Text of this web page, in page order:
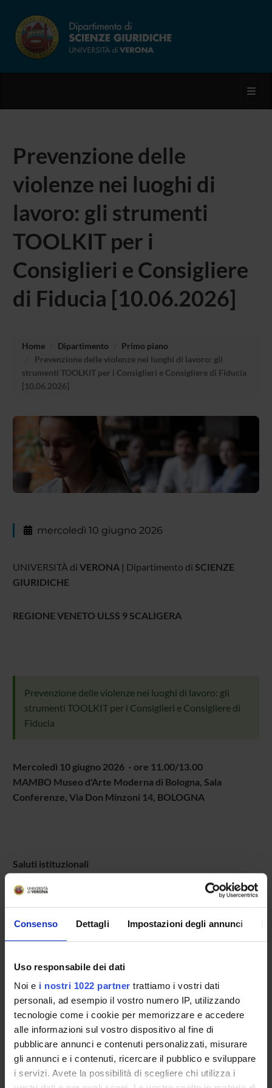
Consenso Dettagli Impostazioni degli annunci
Uso responsabile dei dati
Noi e i nostri 1022 partner trattiamo i vostri dati
personali, ad esempio il vostro numero IP, utilizzando
tecnologie come i cookie per memorizzare e accedere
alle informazioni sul vostro dispositivo al fine di
pubblicare annunci e contenuti personalizzati, misurare
gli annunci e i contenuti, ricercare il pubblico e sviluppare
i servizi. Avete la possibilità di scegliere chi utilizza i
Prevenzione delle
violenze nei luoghi di
lavoro: gli strumenti
TOOLKIT per i
Consiglieri e Consigliere
di Fiducia [10.06.2026]
Home Dipartimento
Primo piano
Prevenzione delle violenze nei luoghi di lavoro: gli
strumenti TOOLKIT per i Consiglieri e Consigliere di Fiducia
[10.06.2026]
mercoledì 10 giugno 2026
UNIVERSITÀ di VERONA | Dipartimento di SCIENZE
GIURIDICHE
REGIONE VENETO ULSS 9 SCALIGERA
Prevenzione delle violenze nei luoghi di lavoro: gli
strumenti TOOLKIT per i Consiglieri e Consigliere di
Fiducia
Mercoledì 10 giugno 2026 - ore 11.00/13.00
MAMBO Museo d'Arte Moderna di Bologna, Sala
Conferenze, Via Don Minzoni 14, BOLOGNA
Saluti istituzionali
Presentazione degli strumenti:
Antonia Ballottin, Laura
del Corso di Perfezionamento)
Fiducia nel sistema di prevenzione delle violenze al
lavoro nei Project Work del Corso
Nel corso dell'evento saranno consegnati alle/ai
partecipanti gli attestati di frequenza dell' 11° edizione.